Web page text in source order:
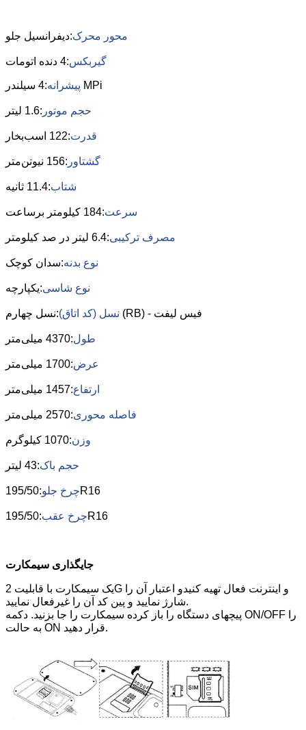
محور محرک:دیفرانسیل جلو
گیربکس:4 دنده اتومات
پیشرانه :4 سیلندر MPi
حجم موتور :1.6 لیتر
قدرت:122 اسب‌بخار
گشتاور :156 نیوتن‌متر
شتاب:11.4 ثانیه
سرعت:184 کیلومتر برساعت
مصرف ترکیبی:6.4 لیتر در صد کیلومتر
نوع بدنه:سدان کوچک
نوع شاسی:یکپارچه
نسل (کد اتاق) :نسل چهارم (RB) - فیس لیفت
طول:4370 میلی‌متر
عرض:1700 میلی‌متر
ارتفاع:1457 میلی‌متر
فاصله محوری:2570 میلی‌متر
وزن:1070 کیلوگرم
حجم باک:43 لیتر
چرخ جلو:195/50R16
چرخ عقب:195/50R16
جایگذاری سیمکارت
یک سیمکارت با قابلیت 2G و اینترنت فعال تهیه کنیدو اعتبار آن را
شارژ نمایید و پین کد آن را غیرفعال نمایید.
پیچهای دستگاه را باز کرده سیمکارت را جا بزنید. دکمه ON/OFF را
به حالت ON قرار دهید.